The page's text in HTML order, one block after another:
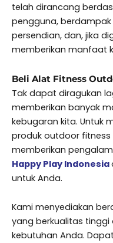
telah dirancang
pengguna,
persendian, dan, jika
memberikan manfaat
Beli Alat Fitness
Tak dapat diragukan
memberikan banyak
kebugaran kita. Untuk
produk outdoor
memberikan
Happy Play Indonesia
untuk Anda.
Kami menyediakan
yang berkualitas
kebutuhan Anda.